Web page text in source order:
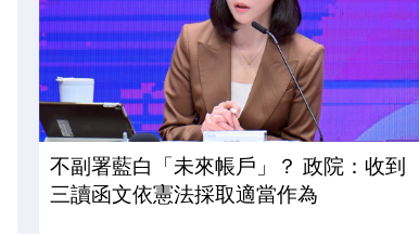
不副署藍白「未來帳戶」？ 政院：收到
三讀函文依憲法採取適當作為